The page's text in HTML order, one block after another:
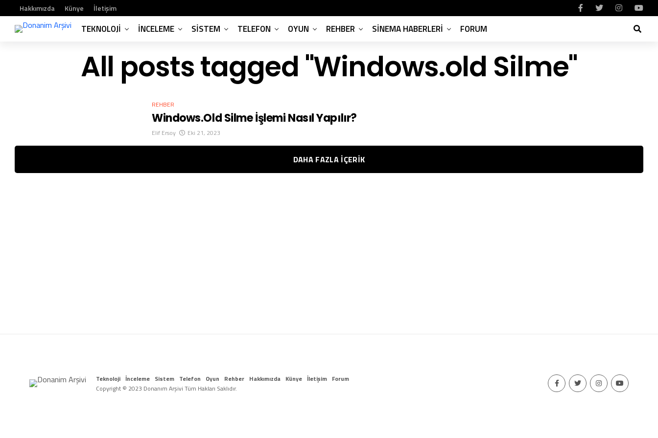
Hakkımızda Künye İletişim
TEKNOLOJI İNCELEME SISTEM TELEFON OYUN REHBER SINEMA HABERLERI FORUM
All posts tagged "Windows.old Silme"
REHBER
Windows.old Silme İşlemi Nasıl Yapılır?
Elif Ersoy Eki 21, 2023
DAHA FAZLA IÇERIK
Teknoloji İnceleme Sistem Telefon Oyun Rehber Hakkımızda Künye İletişim Forum
Copyright © 2023 Donanım Arşivi Tüm Hakları Saklıdır.